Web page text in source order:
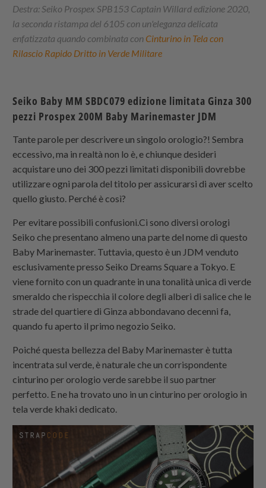
Destra: Seiko Prospex SPB153 Captain Willard edizione 2020,
la seconda ristampa del 6105 con un'eleganza delicata
enfatizzata quando combinata con Cinturino in Tela con
Rilascio Rapido Dritto in Verde Militare
Seiko Baby MM SBDC079 edizione limitata Ginza 300
pezzi Prospex 200M Baby Marinemaster JDM
Tante parole per descrivere un singolo orologio?! Sembra
eccessivo, ma in realtà non lo è, e chiunque desideri
acquistare uno dei 300 pezzi limitati disponibili dovrebbe
utilizzare ogni parola del titolo per assicurarsi di aver scelto
quello giusto. Perché è così?
Per evitare possibili confusioni.Ci sono diversi orologi
Seiko che presentano almeno una parte del nome di questo
Baby Marinemaster. Tuttavia, questo è un JDM venduto
esclusivamente presso Seiko Dreams Square a Tokyo. E
viene fornito con un quadrante in una tonalità unica di verde
smeraldo che rispecchia il colore degli alberi di salice che le
strade del quartiere di Ginza abbondavano decenni fa,
quando fu aperto il primo negozio Seiko.
Poiché questa bellezza del Baby Marinemaster è tutta
incentrata sul verde, è naturale che un corrispondente
cinturino per orologio verde sarebbe il suo partner
perfetto. E ne ha trovato uno in un cinturino per orologio in
tela verde khaki dedicato.